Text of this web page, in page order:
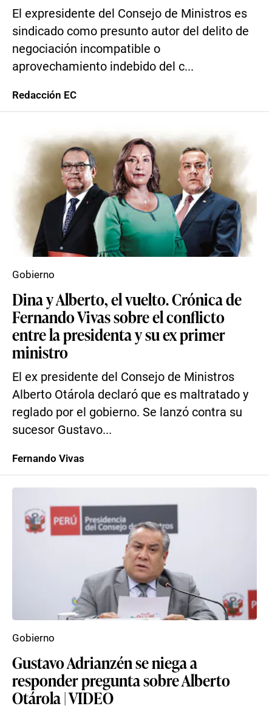
El expresidente del Consejo de Ministros es
sindicado como presunto autor del delito de
negociación incompatible o
aprovechamiento indebido del c...
Redacción EC
Dina y Alberto, el vuelto. Crónica de
Fernando Vivas sobre el conflicto
entre la presidenta y su ex primer
ministro
El ex presidente del Consejo de Ministros
Alberto Otárola declaró que es maltratado y
reglado por el gobierno. Se lanzó contra su
sucesor Gustavo...
Gobierno
Fernando Vivas
Gustavo Adrianzén se niega a
responder pregunta sobre Alberto
Otárola | VIDEO
Gobierno